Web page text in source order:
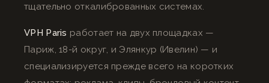
тщательно откалиброванных системах.
VPH Paris работает на двух площадках —
Париж, 18-й округ, и Элянкур (Ивелин) — и
специализируется прежде всего на коротких